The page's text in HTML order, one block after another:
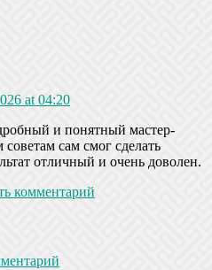
at 04:20
и понятный мастер-
сам смог сделать
отличный и очень доволен.
комментарий